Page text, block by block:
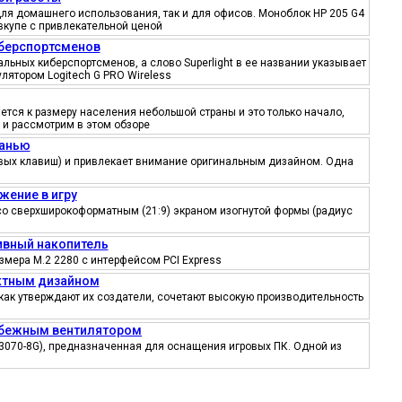
домашнего использования, так и для офисов. Моноблок HP 205 G4
с привлекательной ценой
киберспортсменов, а слово Superlight в ее названии указывает
Logitech G PRO Wireless
к размеру населения небольшой страны и это только начало,
рассмотрим в этом обзоре
клавиш) и привлекает внимание оригинальным дизайном. Одна
в игру
сверхширокоформатным (21:9) экраном изогнутой формы (радиус
накопитель
M.2 2280 с интерфейсом PCI Express
дизайном
утверждают их создатели, сочетают высокую производительность
вентилятором
8G), предназначенная для оснащения игровых ПК. Одной из